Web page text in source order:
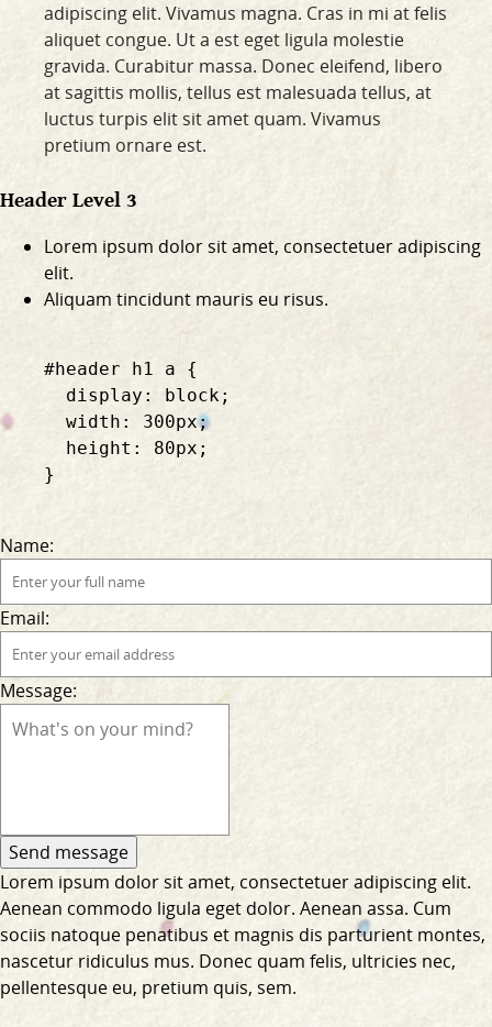
adipiscing elit. Vivamus magna. Cras in mi at felis
aliquet congue. Ut a est eget ligula molestie
gravida. Curabitur massa. Donec eleifend, libero
at sagittis mollis, tellus est malesuada tellus, at
luctus turpis elit sit amet quam. Vivamus
pretium ornare est.
Header Level 3
Lorem ipsum dolor sit amet, consectetuer adipiscing
elit.
Aliquam tincidunt mauris eu risus.
    #header h1 a {
      display: block;
      width: 300px;
      height: 80px;
    }
Name:
Email:
Message:
Lorem ipsum dolor sit amet, consectetuer adipiscing elit.
Aenean commodo ligula eget dolor. Aenean assa. Cum
sociis natoque penatibus et magnis dis parturient montes,
nascetur ridiculus mus. Donec quam felis, ultricies nec,
pellentesque eu, pretium quis, sem.